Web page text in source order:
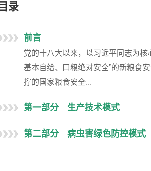
目录
前言
党的十八大以来，以习近平同志为
基本自给、口粮绝对安全”的新粮食
撑的国家粮食安全...
第一部分 生产技术模式
第二部分 病虫害绿色防控模式